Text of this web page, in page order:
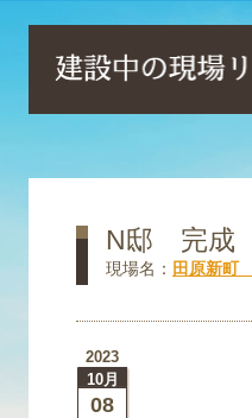
N邸 完成
現場名： 田原新町
2023
10月
08